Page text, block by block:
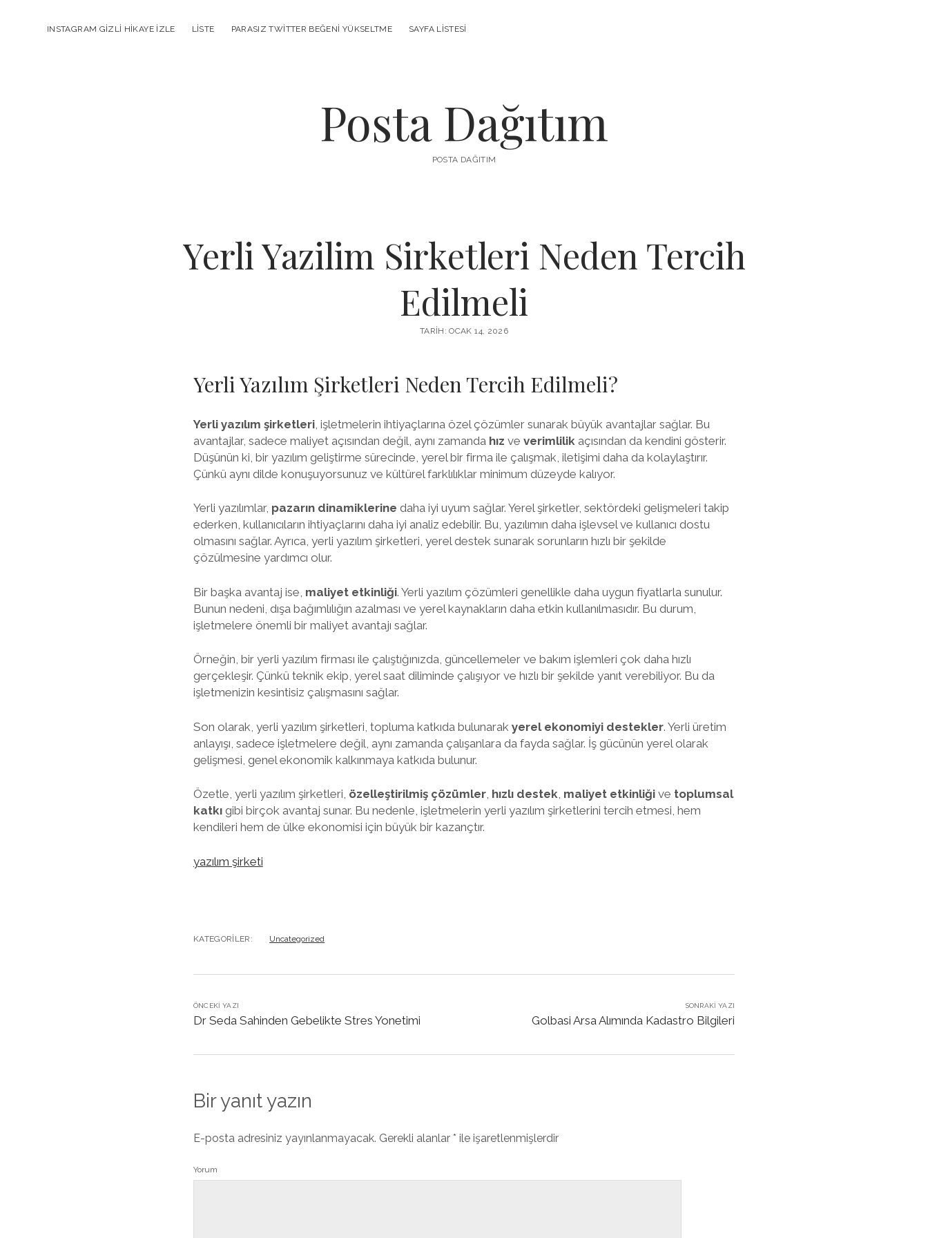
INSTAGRAM GIZLI HIKAYE İZLE LISTE PARASIZ TWITTER BEĞENI YÜKSELTME SAYFA LISTESI
Posta Dağıtım
POSTA DAĞITIM
Yerli Yazilim Sirketleri Neden Tercih
Edilmeli
TARIH: OCAK 14, 2026
Yerli Yazılım Şirketleri Neden Tercih Edilmeli?
Yerli yazılım şirketleri, işletmelerin ihtiyaçlarına özel çözümler sunarak büyük avantajlar sağlar. Bu
avantajlar, sadece maliyet açısından değil, aynı zamanda hız ve verimlilik açısından da kendini gösterir.
Düşünün ki, bir yazılım geliştirme sürecinde, yerel bir firma ile çalışmak, iletişimi daha da kolaylaştırır.
Çünkü aynı dilde konuşuyorsunuz ve kültürel farklılıklar minimum düzeyde kalıyor.
Yerli yazılımlar, pazarın dinamiklerine daha iyi uyum sağlar. Yerel şirketler, sektördeki gelişmeleri takip
ederken, kullanıcıların ihtiyaçlarını daha iyi analiz edebilir. Bu, yazılımın daha işlevsel ve kullanıcı dostu
olmasını sağlar. Ayrıca, yerli yazılım şirketleri, yerel destek sunarak sorunların hızlı bir şekilde
çözülmesine yardımcı olur.
Bir başka avantaj ise, maliyet etkinliği. Yerli yazılım çözümleri genellikle daha uygun fiyatlarla sunulur.
Bunun nedeni, dışa bağımlılığın azalması ve yerel kaynakların daha etkin kullanılmasıdır. Bu durum,
işletmelere önemli bir maliyet avantajı sağlar.
Örneğin, bir yerli yazılım firması ile çalıştığınızda, güncellemeler ve bakım işlemleri çok daha hızlı
gerçekleşir. Çünkü teknik ekip, yerel saat diliminde çalışıyor ve hızlı bir şekilde yanıt verebiliyor. Bu da
işletmenizin kesintisiz çalışmasını sağlar.
Son olarak, yerli yazılım şirketleri, topluma katkıda bulunarak yerel ekonomiyi destekler. Yerli üretim
anlayışı, sadece işletmelere değil, aynı zamanda çalışanlara da fayda sağlar. İş gücünün yerel olarak
gelişmesi, genel ekonomik kalkınmaya katkıda bulunur.
Özetle, yerli yazılım şirketleri, özelleştirilmiş çözümler, hızlı destek, maliyet etkinliğive toplumsal
katkıgibi birçok avantaj sunar. Bu nedenle, işletmelerin yerli yazılım şirketlerini tercih etmesi, hem
kendileri hem de ülke ekonomisi için büyük bir kazançtır.
yazılım şirketi
KATEGORILER: Uncategorized
ÖNCEKI YAZI
Dr Seda Sahinden Gebelikte Stres Yonetimi
SONRAKI YAZI
Golbasi Arsa Alımında Kadastro Bilgileri
Bir yanıt yazın
E-posta adresiniz yayınlanmayacak. Gerekli alanlar * ile işaretlenmişlerdir
Yorum